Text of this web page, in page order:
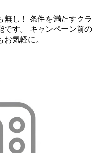
無し！ 条件を満たすクラ
です。 キャンペーン前の
気軽に。